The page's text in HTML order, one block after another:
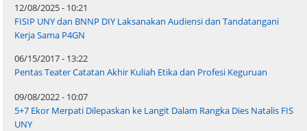
12/08/2025 - 10:21
FISIP UNY dan BNNP DIY Laksanakan Audiensi dan Tandatangani
Kerja Sama P4GN
06/15/2017 - 13:22
Pentas Teater Catatan Akhir Kuliah Etika dan Profesi Keguruan
09/08/2022 - 10:07
5+7 Ekor Merpati Dilepaskan ke Langit Dalam Rangka Dies Natalis FIS
UNY